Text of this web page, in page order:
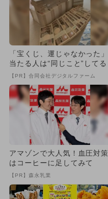
「宝くじ、運じゃなかった」
当たる人は“同じこと”してる
【PR】合同会社デジタルファーム
アマゾンで大人気！血圧対策
はコーヒーに足してみて
【PR】森永乳業